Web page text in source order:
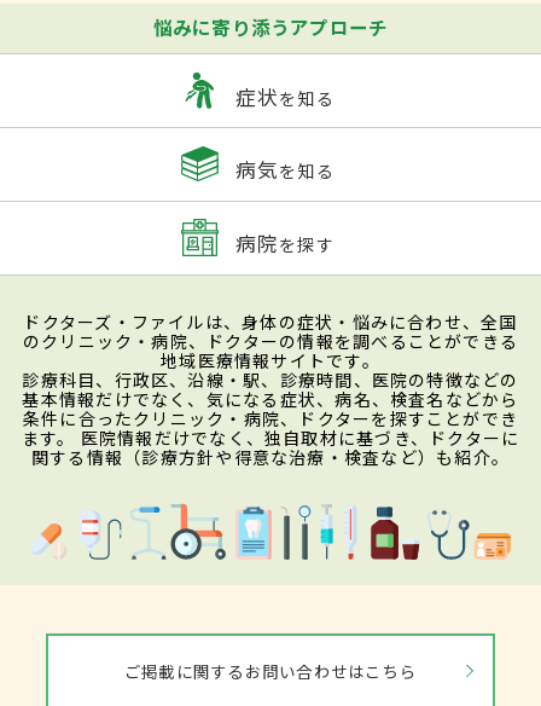
悩みに寄り添うアプローチ
症状を知る
病気を知る
病院を探す
ドクターズ・ファイルは、身体の症状・悩みに合わせ、全国
のクリニック・病院、ドクターの情報を調べることができる
地域医療情報サイトです。
診療科目、行政区、沿線・駅、診療時間、医院の特徴などの
基本情報だけでなく、気になる症状、病名、検査名などから
条件に合ったクリニック・病院、ドクターを探すことができ
ます。 医院情報だけでなく、独自取材に基づき、ドクターに
関する情報（診療方針や得意な治療・検査など）も紹介。
ご掲載に関するお問い合わせはこちら